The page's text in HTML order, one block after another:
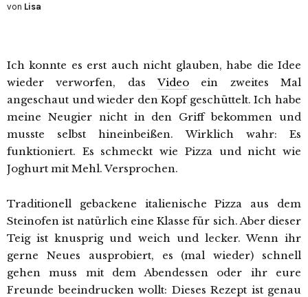
von Lisa
Ich konnte es erst auch nicht glauben, habe die Idee
wieder verworfen, dasVideo ein zweites Mal
angeschaut und wieder den Kopf geschüttelt. Ich habe
meine Neugier nicht in den Griff bekommen und
musste selbst hineinbeißen. Wirklich wahr: Es
funktioniert. Es schmeckt wie Pizza und nicht wie
Joghurt mit Mehl. Versprochen.
Traditionell gebackene italienische Pizza aus dem
Steinofen ist natürlich eine Klasse für sich. Aber dieser
Teig ist knusprig und weich und lecker. Wenn ihr
gerne Neues ausprobiert, es (mal wieder) schnell
gehen muss mit dem Abendessen oder ihr eure
Freunde beeindrucken wollt: Dieses Rezept ist genau